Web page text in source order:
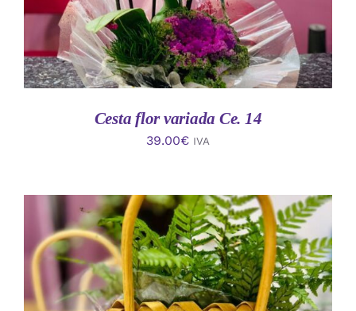
Cesta flor variada Ce. 14
39.00€ IVA